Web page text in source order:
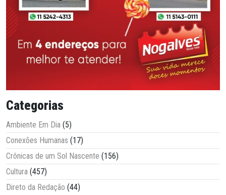
Categorias
Ambiente Em Dia (5)
Conexões Humanas (17)
Crônicas de um Sol Nascente (156)
Cultura (457)
Direto da Redação (44)